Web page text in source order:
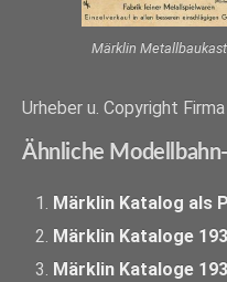
Märklin
Urheber u. Copyright
Ähnliche
Märklin Katalog als
Märklin Kataloge
Märklin Kataloge